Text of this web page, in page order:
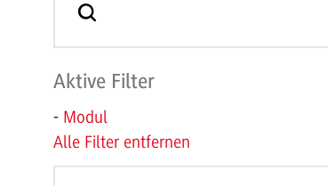
Aktive Filter
- Modul
Alle Filter entfernen